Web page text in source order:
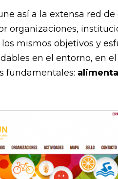
así a la extensa red de
organizaciones,
mismos objetivos y
en el entorno, en
fundamentales: